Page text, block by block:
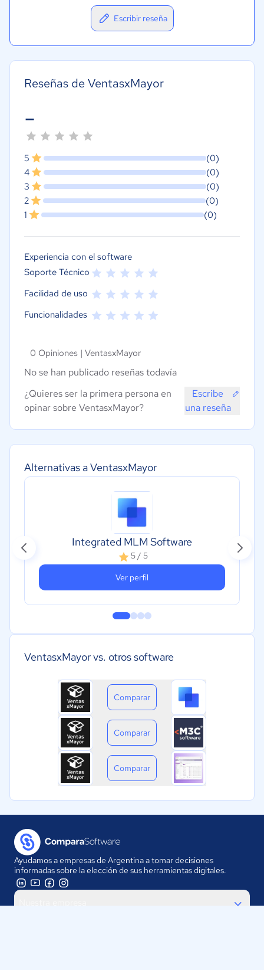
Alternativas a VentasxMayor
Integrated MLM Software
5 / 5
Ver perfil
VentasxMayor vs. otros software
Comparar
Comparar
Comparar
Escribir reseña
Reseñas de VentasxMayor
-
5
(0)
4
(0)
3
(0)
2
(0)
1
(0)
Experiencia con el software
Soporte Técnico
Facilidad de uso
Funcionalidades
0 Opiniones | VentasxMayor
No se han publicado reseñas todavía
¿Quieres ser la primera persona en
opinar sobre VentasxMayor?
Escribe
una reseña
Ayudamos a empresas de Argentina a tomar decisiones
informadas sobre la elección de sus herramientas digitales.